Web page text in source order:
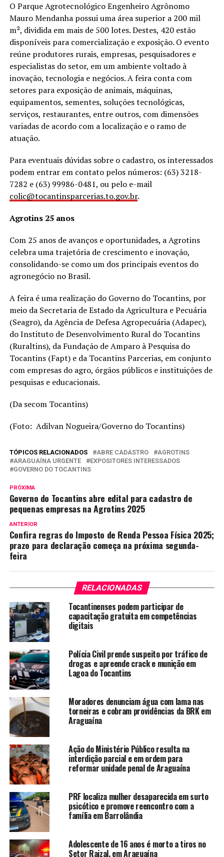
O Parque Agrotecnológico Engenheiro Agrônomo
Mauro Mendanha possui uma área superior a 200 mil
m², dividida em mais de 500 lotes. Destes, 420 estão
disponíveis para comercialização e exposição. O evento
reúne produtores rurais, empresas, pesquisadores e
especialistas do setor, em um ambiente voltado à
inovação, tecnologia e negócios. A feira conta com
setores para exposição de animais, máquinas,
equipamentos, sementes, soluções tecnológicas,
serviços, restaurantes, entre outros, com dimensões
variadas de acordo com a localização e o ramo de
atuação.
Para eventuais dúvidas sobre o cadastro, os interessados
podem entrar em contato pelos números: (63) 3218-
7282 e (63) 99986-0481, ou pelo e-mail
colic@tocantinsparcerias.to.gov.br.
Agrotins 25 anos
Com 25 anos de avanços e oportunidades, a Agrotins
celebra uma trajetória de crescimento e inovação,
consolidando-se como um dos principais eventos do
agronegócio no Brasil.
A feira é uma realização do Governo do Tocantins, por
meio da Secretaria de Estado da Agricultura e Pecuária
(Seagro), da Agência de Defesa Agropecuária (Adapec),
do Instituto de Desenvolvimento Rural do Tocantins
(Ruraltins), da Fundação de Amparo à Pesquisa do
Tocantins (Fapt) e da Tocantins Parcerias, em conjunto
com empresas do agro, órgãos públicos e instituições de
pesquisas e educacionais.
(Da secom Tocantins)
(Foto: Adilvan Nogueira/Governo do Tocantins)
TÓPICOS RELACIONADOS ABRE CADASTRO
AGROTINS
ARAGUAÍNA URGENTE
EXPOSITORES INTERESSADOS
GOVERNO DO TOCANTINS
PRÓXIMA
Governo do Tocantins abre edital para cadastro de
pequenas empresas na Agrotins 2025
ANTERIOR
Confira regras do Imposto de Renda Pessoa Física 2025;
prazo para declaração começa na próxima segunda-
feira
RELACIONADAS
Tocantinenses podem participar de
capacitação gratuita em competências
digitais
Polícia Civil prende suspeito por tráfico de
drogas e apreende crack e munição em
Lagoa do Tocantins
Moradores denunciam água com lama nas
torneiras e cobram providências da BRK em
Araguaína
Ação do Ministério Público resulta na
interdição parcial e em ordem para
reformar unidade penal de Araguaína
PRF localiza mulher desaparecida em surto
psicótico e promove reencontro com a
família em Barrolândia
Adolescente de 16 anos é morto a tiros no
Setor Raizal, em Araguaína